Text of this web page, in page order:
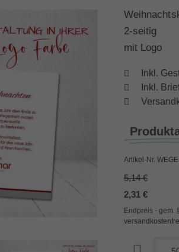
2-seitig
mit Logo
Inkl.
Inkl.
Artikel-Nr.
5,14 €
2,31 €
Endpreis - gem.